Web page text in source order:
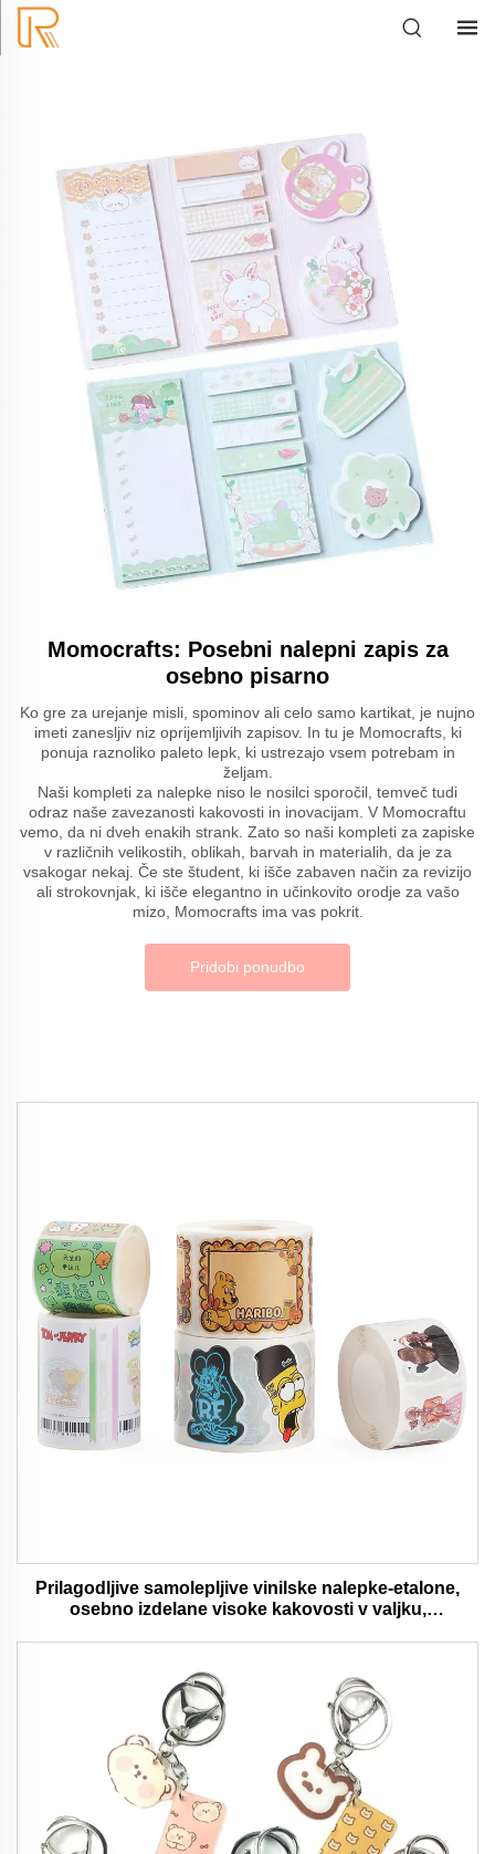
Momocrafts: Posebni nalepni zapis za
osebno pisarno
Ko gre za urejanje misli, spominov ali celo samo kartikat, je nujno
imeti zanesljiv niz oprijemljivih zapisov. In tu je Momocrafts, ki
ponuja raznoliko paleto lepk, ki ustrezajo vsem potrebam in
željam.
Naši kompleti za nalepke niso le nosilci sporočil, temveč tudi
odraz naše zavezanosti kakovosti in inovacijam. V Momocraftu
vemo, da ni dveh enakih strank. Zato so naši kompleti za zapiske
v različnih velikostih, oblikah, barvah in materialih, da je za
vsakogar nekaj. Če ste študent, ki išče zabaven način za revizijo
ali strokovnjak, ki išče elegantno in učinkovito orodje za vašo
mizo, Momocrafts ima vas pokrit.
Pridobi ponudbo
Prilagodljive samolepljive vinilske nalepke-etalone,
osebno izdelane visoke kakovosti v valjku,